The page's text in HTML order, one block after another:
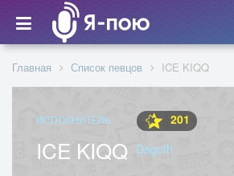
Главная Список певцов ICE KIQQ
ИСПОЛНИТЕЛЬ 201
ICE KIQQ Dagoth